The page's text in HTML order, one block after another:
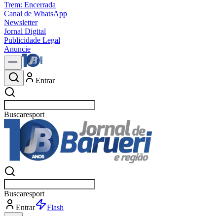
Trem: Encerrada
Canal de WhatsApp
Newsletter
Jornal Digital
Publicidade Legal
Anuncie
Entrar
Buscaresp
Buscaresp
Entrar
Flash